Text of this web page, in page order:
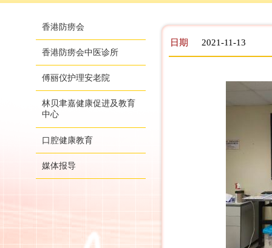
香港防痨会
香港防痨会中医诊所
傅丽仪护理安老院
林贝聿嘉健康促进及教育
中心
口腔健康教育
媒体报导
日期 2021-11-13